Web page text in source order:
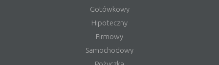
Gotówkowy
Hipoteczny
Firmowy
Samochodowy